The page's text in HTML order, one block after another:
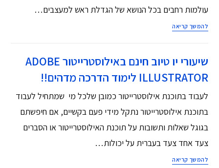
עולמות רחבים בכל הנושא של הגדלת ראש למעצבים…
להמשך קריאה
שיעורי יו טיוב חינם באילוסטרייטור ADOBE
ILLUSTRATOR לימוד הדרכה מדהים!!
לעבוד בתוכנת אילוסטרייטור כמובן שלכל מי שמתחיל לעבוד
בתוכנת אילוסטרייטור נתקל מידי פעם בקשיים, אם חיפשתם
בגוגל שאלות ותשובות על תוכנת האילוסטרייטור או הסברים
צעד אחד צעד בעברית על יכולות…
להמשך קריאה